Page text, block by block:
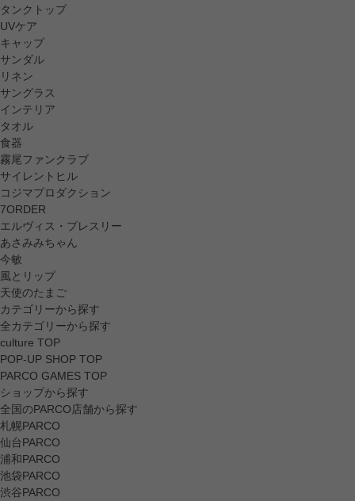
タンクトップ
UVケア
キャップ
サンダル
リネン
サングラス
インテリア
タオル
食器
霧尾ファンクラブ
サイレントヒル
コジマプロダクション
7ORDER
エルヴィス・プレスリー
あさみみちゃん
今敏
風とリップ
天使のたまご
カテゴリーから探す
全カテゴリーから探す
culture TOP
POP-UP SHOP TOP
PARCO GAMES TOP
ショップから探す
全国のPARCO店舗から探す
札幌PARCO
仙台PARCO
浦和PARCO
池袋PARCO
渋谷PARCO